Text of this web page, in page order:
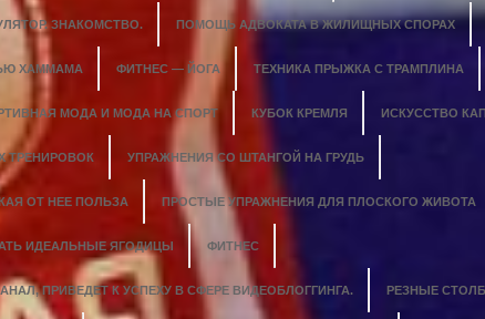
ЗНАКОМСТВО. ПОМОЩЬ АДВОКАТА В ЖИЛИЩНЫХ СПОРАХ
ХАММАМА ФИТНЕС — ЙОГА ТЕХНИКА ПРЫЖКА С ТРАМПЛИНА
МОДА И МОДА НА СПОРТ КУБОК КРЕМЛЯ ИСКУССТВО
ТРЕНИРОВОК УПРАЖНЕНИЯ СО ШТАНГОЙ НА ГРУДЬ
ОТ НЕЕ ПОЛЬЗА ПРОСТЫЕ УПРАЖНЕНИЯ ДЛЯ ПЛОСКОГО ЖИВОТА
ИДЕАЛЬНЫЕ ЯГОДИЦЫ ФИТНЕС
ПРИВЕДЕТ К УСПЕХУ В СФЕРЕ ВИДЕОБЛОГГИНГА. РЕЗНЫЕ